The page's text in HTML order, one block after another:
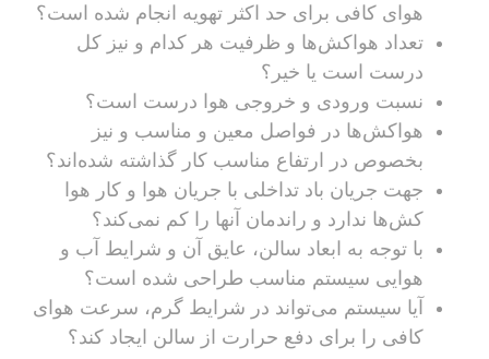
هوای کافی برای حد اکثر تهویه انجام شده است؟
تعداد هواکش‌ها و ظرفیت هر کدام و نیز کل
درست است یا خیر؟
نسبت ورودی و خروجی هوا درست است؟
هواکش‌ها در فواصل معین و مناسب و نیز
بخصوص در ارتفاع مناسب کار گذاشته شده‌اند؟
جهت جریان باد تداخلی با جریان هوا و کار هوا
کش‌ها ندارد و راندمان آنها را کم نمی‌کند؟
با توجه به ابعاد سالن، عایق آن و شرایط آب و
هوایی سیستم مناسب طراحی شده است؟
آیا سیستم می‌تواند در شرایط گرم، سرعت هوای
کافی را برای دفع حرارت از سالن ایجاد کند؟